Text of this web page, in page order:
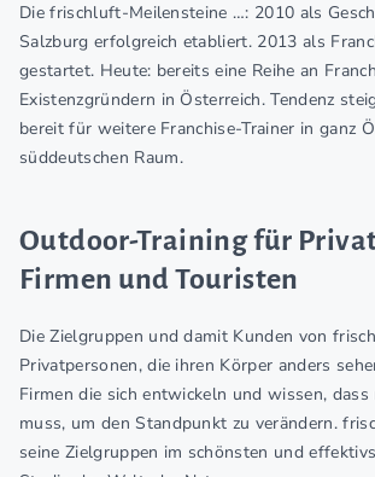
Die frischluft-Meilensteine …: 2010 als
Salzburg erfolgreich etabliert. 2013 als
gestartet. Heute: bereits eine Reihe an
Existenzgründern in Österreich. Tendenz
bereit für weitere Franchise-Trainer in ganz
süddeutschen Raum.
Outdoor-Training für
Firmen und Touristen
Die Zielgruppen und damit Kunden von
Privatpersonen, die ihren Körper anders
Firmen die sich entwickeln und wissen, dass
muss, um den Standpunkt zu verändern.
seine Zielgruppen im schönsten und